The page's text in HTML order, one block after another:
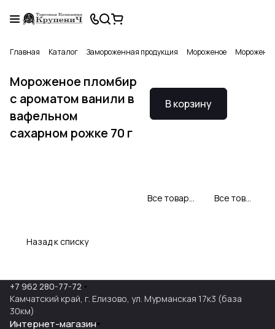
Главная Каталог Замороженная продукция Мороженое
Мороженое пломбир
с ароматом ванили в
вафельном
сахарном рожке 70 г
В корзину
Все товары Свитлогорье Все товары категории
Назад к списку
+7 962 280-77-72
Камчатский край, г. Елизово, ул. Мурманская 17к3 (база
30км)
Интернет-магазин